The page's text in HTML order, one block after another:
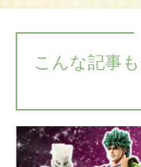
こんな記事